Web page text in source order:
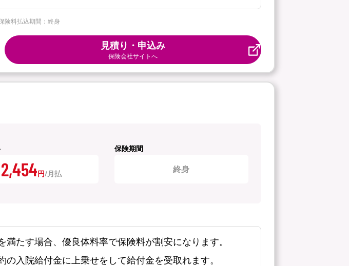
険料払込期間：終身
見積り・申込み
保険会社サイトへ
2,454円
保険期間
終身
たす場合、優良体料率で保険料が割安になります。
入院給付金に上乗せをして給付金を受取れます。